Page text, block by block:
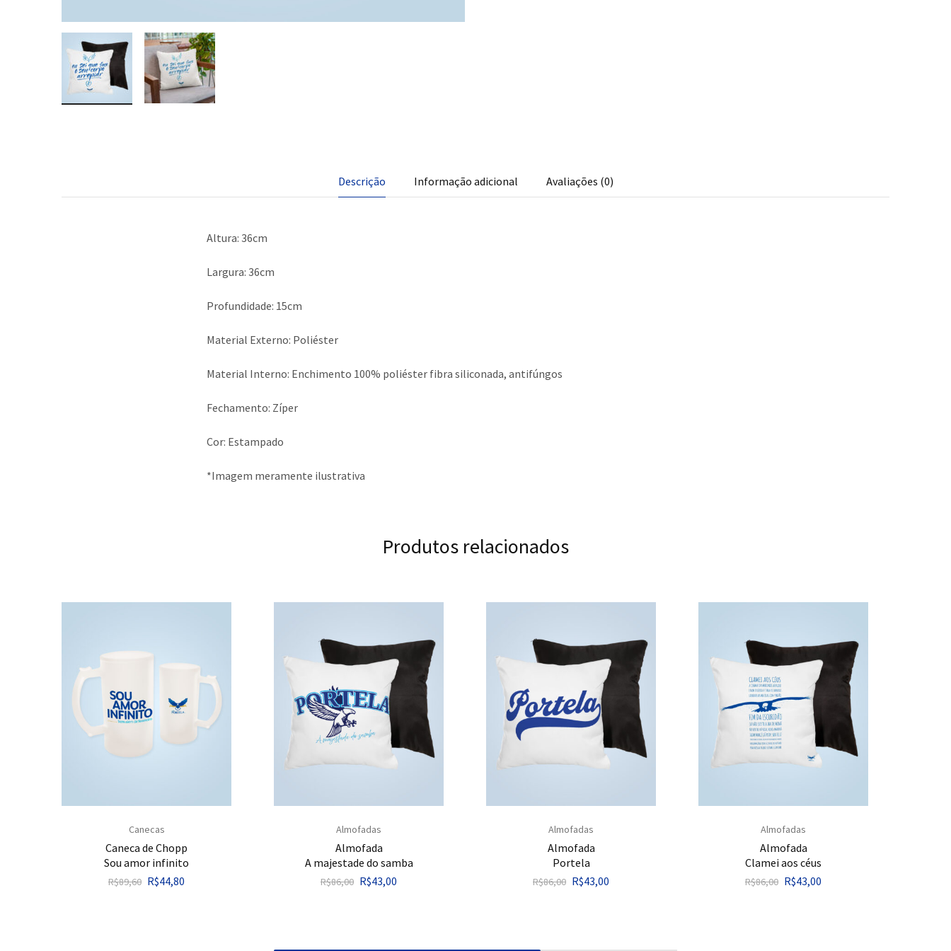
Descrição Informação adicional Avaliações (0)
Altura: 36cm
Largura: 36cm
Profundidade: 15cm
Material Externo: Poliéster
Material Interno: Enchimento 100% poliéster fibra siliconada, antifúngos
Fechamento: Zíper
Cor: Estampado
*Imagem meramente ilustrativa
Produtos relacionados
Canecas
Caneca de Chopp
Sou amor infinito
R$89,60 R$44,80
Almofadas
Almofada
A majestade do samba
R$86,00 R$43,00
Almofadas
Almofada
Portela
R$86,00 R$43,00
Almofadas
Almofada
Clamei aos céus
R$86,00 R$43,00